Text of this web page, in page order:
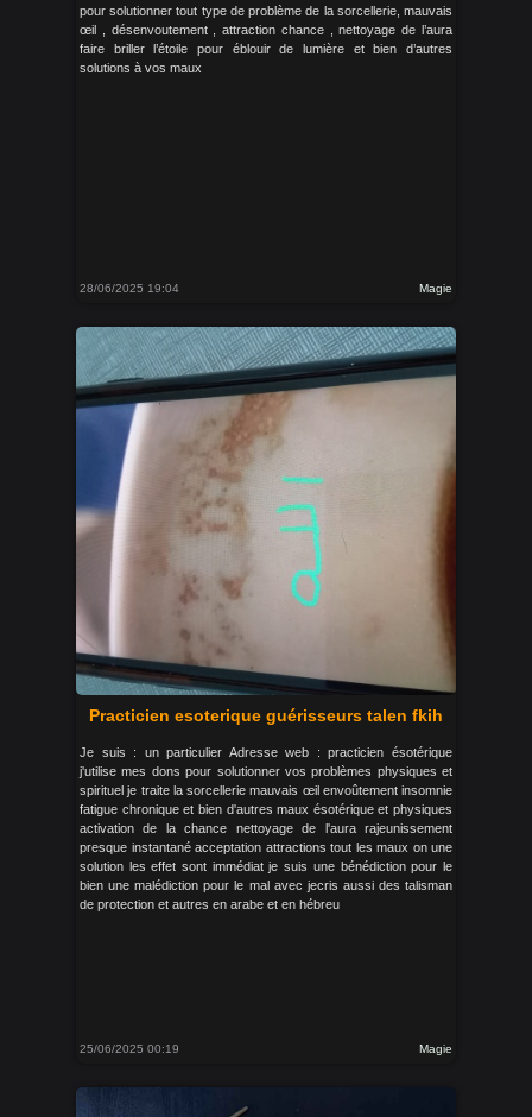
pour solutionner tout type de problème de la sorcellerie, mauvais
œil , désenvoutement , attraction chance , nettoyage de l’aura
faire briller l’étoile pour éblouir de lumière et bien d’autres
solutions à vos maux
28/06/2025 19:04 Magie
Practicien esoterique guérisseurs talen fkih
Je suis : un particulier Adresse web : practicien ésotérique
j'utilise mes dons pour solutionner vos problèmes physiques et
spirituel je traite la sorcellerie mauvais œil envoûtement insomnie
fatigue chronique et bien d'autres maux ésotérique et physiques
activation de la chance nettoyage de l'aura rajeunissement
presque instantané acceptation attractions tout les maux on une
solution les effet sont immédiat je suis une bénédiction pour le
bien une malédiction pour le mal avec jecris aussi des talisman
de protection et autres en arabe et en hébreu
25/06/2025 00:19 Magie